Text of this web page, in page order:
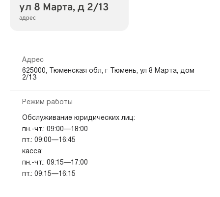
ул 8 Марта, д 2/13
адрес
Адрес
625000, Тюменская обл, г Тюмень, ул 8 Марта, дом
2/13
Режим работы
Обслуживание юридических лиц:
пн.-чт.: 09:00—18:00
пт.: 09:00—16:45
касса:
пн.-чт.: 09:15—17:00
пт.: 09:15—16:15